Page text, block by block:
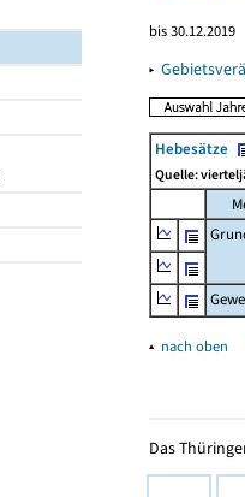
bis 30.12.2019
▸
Hebesätze
Quelle:
▴ nach oben
Das